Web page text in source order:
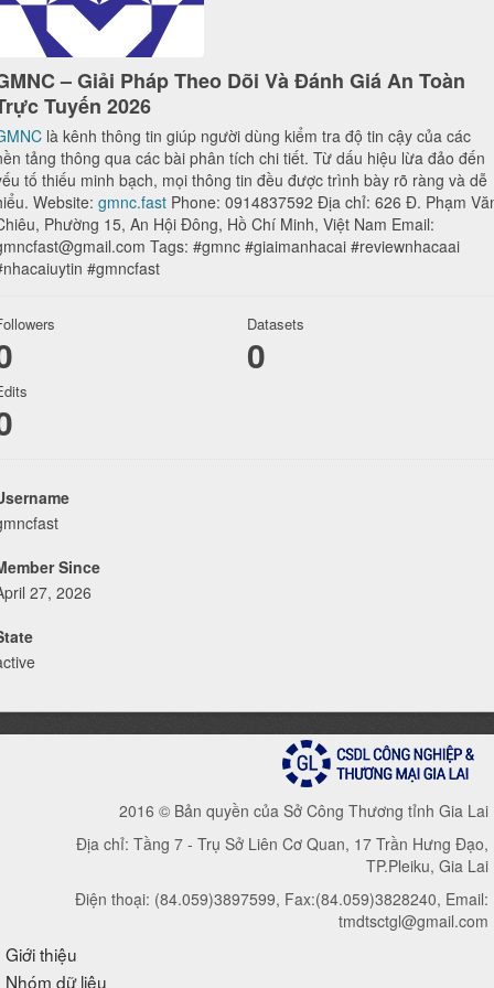
– Giải Pháp Theo Dõi Và Đánh Giá An Toàn
Tuyến 2026
là kênh thông tin giúp người dùng kiểm tra độ tin cậy của các
tảng thông qua các bài phân tích chi tiết. Từ dấu hiệu lừa đảo đến
tố thiếu minh bạch, mọi thông tin đều được trình bày rõ ràng và dễ
Website: gmnc.fast Phone: 0914837592 Địa chỉ: 626 Đ. Phạm
Phường 15, An Hội Đông, Hồ Chí Minh, Việt Nam Email:
Tags: #gmnc #giaimanhacai #reviewnhacaai
#gmncfast
Datasets
0
Since
27, 2026
2016 © Bản quyền của Sở Công Thương tỉnh Gia Lai
Địa chỉ: Tầng 7 - Trụ Sở Liên Cơ Quan, 17 Trần Hưng Đạo,
TP.Pleiku, Gia Lai
Điện thoại: (84.059)3897599, Fax:(84.059)3828240, Email:
tmdtsctgl@gmail.com
Giới thiệu
Nhóm dữ liệu